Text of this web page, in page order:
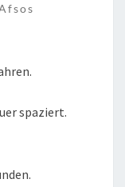
spaziert.